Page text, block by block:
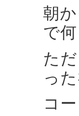
朝
で
た
っ
コ